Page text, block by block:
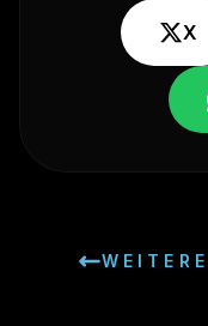
X